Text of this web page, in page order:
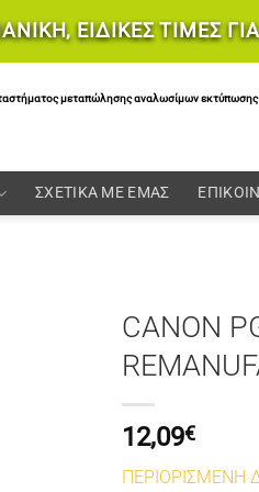
ΕΙΔΙΚΕΣ ΤΙΜΕΣ
μεταπώλησης αναλωσίμων εκτύπωσης
ΣΧΕΤΙΚΑ ΜΕ ΕΜΑΣ
CANON
12,09€
ΠΕΡΙΟΡΙΣΜΕΝΗ